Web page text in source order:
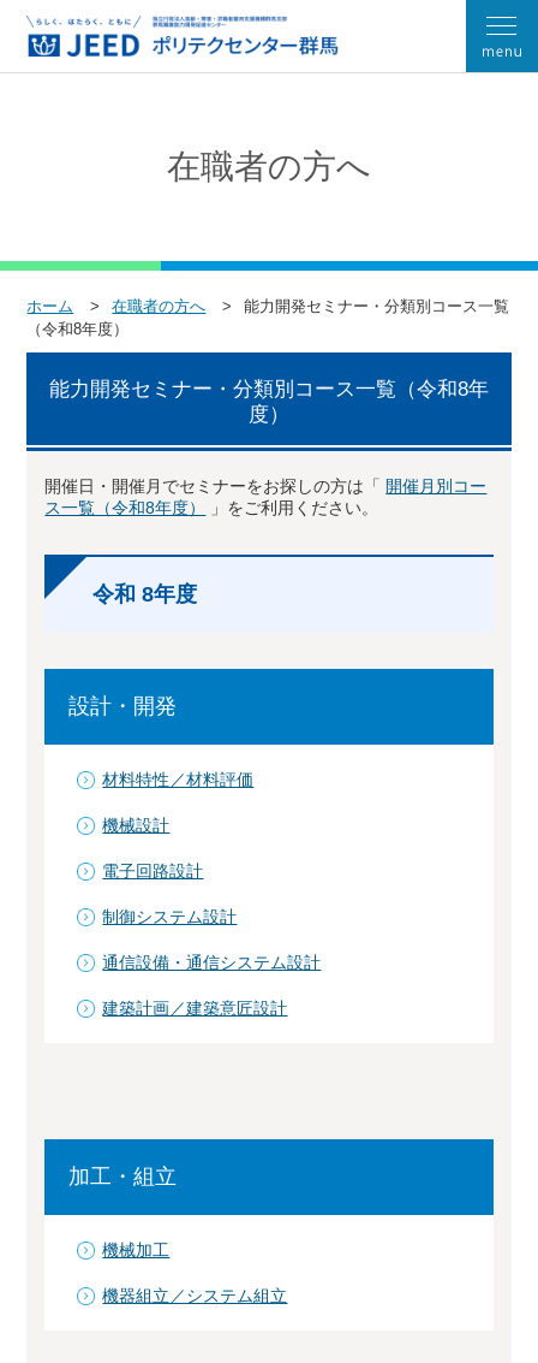
在職者の方へ
ホーム 在職者の方へ
能力開発セミナー・分類別コース一覧
（令和8年度）
能力開発セミナー・分類別コース一覧（令和8年
度）
開催日・開催月でセミナーをお探しの方は「 開催月別コー
ス一覧（令和8年度）
」をご利用ください。
令和 8年度
設計・開発
材料特性／材料評価
機械設計
電子回路設計
制御システム設計
通信設備・通信システム設計
建築計画／建築意匠設計
加工・組立
機械加工
機器組立／システム組立